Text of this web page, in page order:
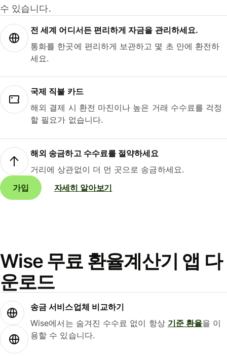
수 있습니다.
전 세계 어디서든 편리하게 자금을 관리하세요.
통화를 한곳에 편리하게 보관하고 몇 초 만에 환전하
세요.
국제 직불 카드
해외 결제 시 환전 마진이나 높은 거래 수수료를 걱정
할 필요가 없습니다.
해외 송금하고 수수료를 절약하세요
거리에 상관없이 더 먼 곳으로 송금하세요.
가입
자세히 알아보기
Wise 무료 환율계산기 앱 다
운로드
송금 서비스업체 비교하기
Wise에서는 숨겨진 수수료 없이 항상 기준 환율을 이
용할 수 있습니다.